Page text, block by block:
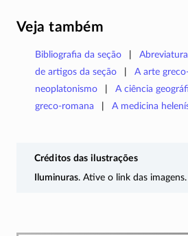
Veja também
Bibliografia da seção
de artigos da seção
A arte
neoplatonismo
A ciência
greco-romana
A medicina
Créditos das ilustrações
Iluminuras. Ative o link das imagens.